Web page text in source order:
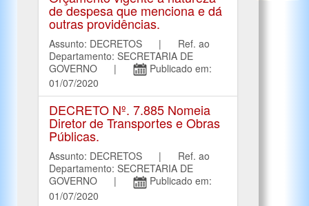
de despesa que menciona e dá
outras providências.
Assunto: DECRETOS | Ref. ao
Departamento: SECRETARIA DE
GOVERNO |
Publicado em:
01/07/2020
DECRETO Nº. 7.885 Nomeia
Diretor de Transportes e Obras
Públicas.
Assunto: DECRETOS | Ref. ao
Departamento: SECRETARIA DE
GOVERNO |
Publicado em:
01/07/2020